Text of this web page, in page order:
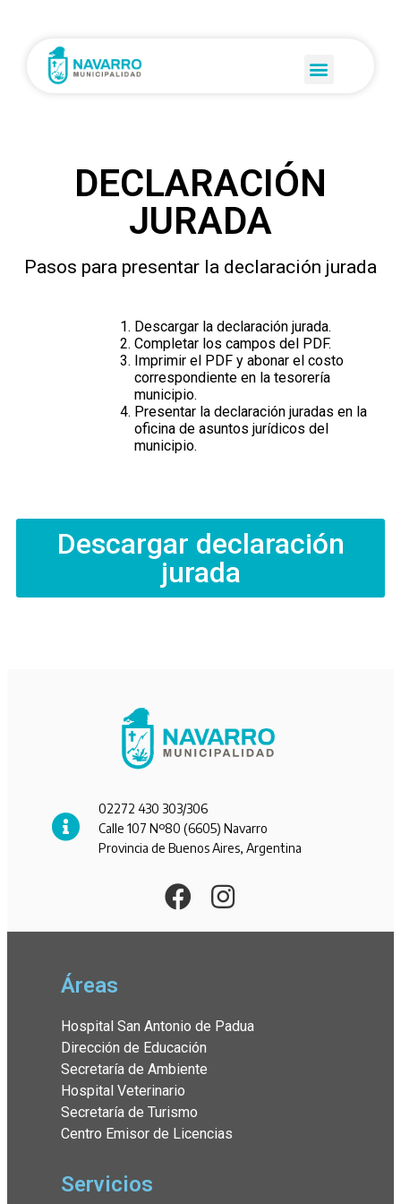
DECLARACIÓN
JURADA
Pasos para presentar la declaración jurada
Descargar la declaración jurada.
Completar los campos del PDF.
Imprimir el PDF y abonar el costo
correspondiente en la tesorería
municipio.
Presentar la declaración juradas en la
oficina de asuntos jurídicos del
municipio.
Descargar declaración
jurada
02272 430 303/306
Calle 107 Nº80 (6605) Navarro
Provincia de Buenos Aires, Argentina
Áreas
Hospital San Antonio de Padua
Dirección de Educación
Secretaría de Ambiente
Hospital Veterinario
Secretaría de Turismo
Centro Emisor de Licencias
Servicios